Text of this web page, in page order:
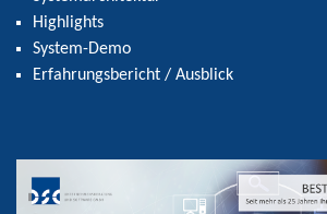
Highlights
System-Demo
Erfahrungsbericht / Ausblick